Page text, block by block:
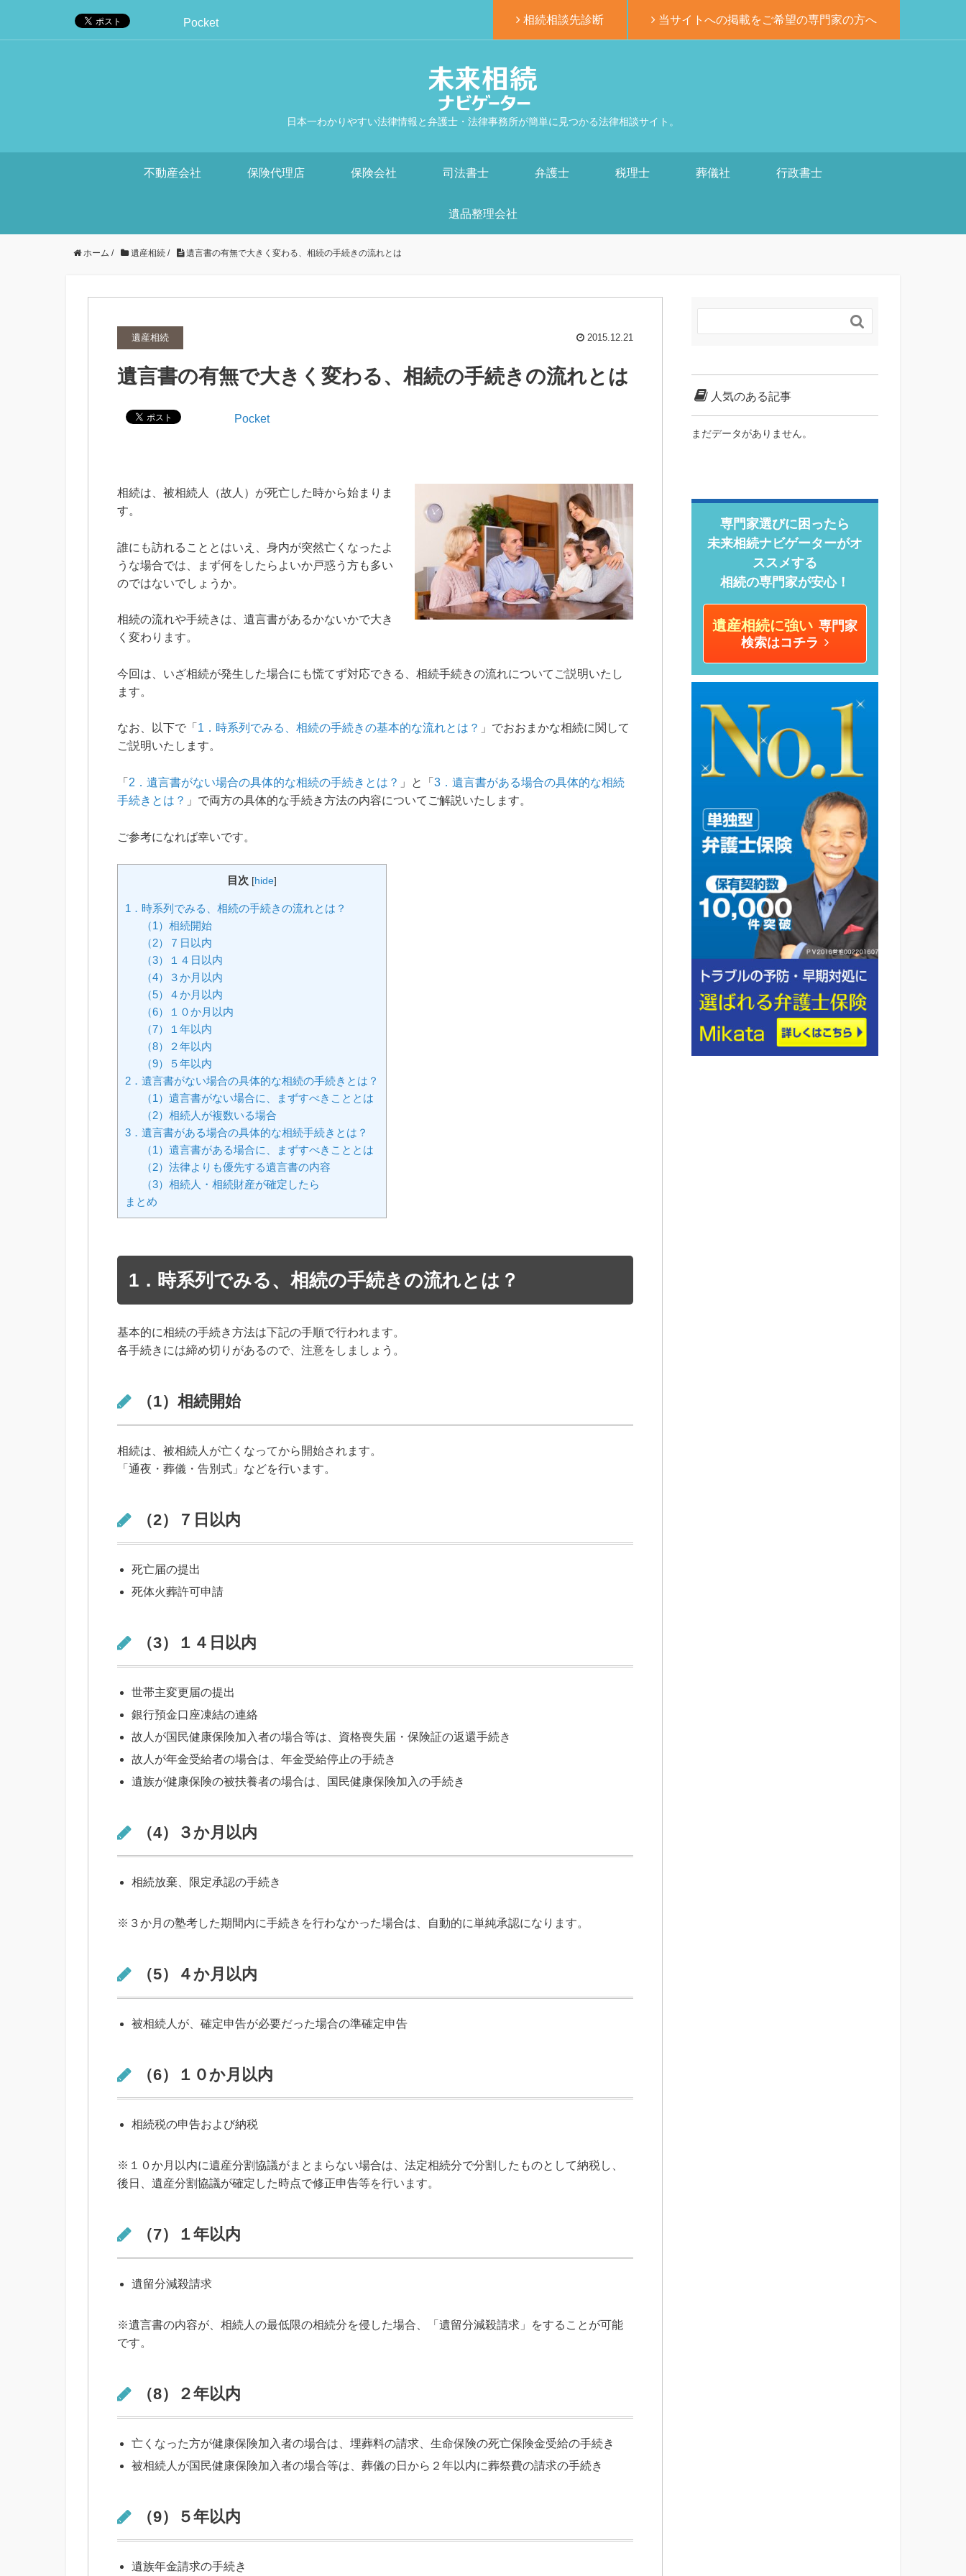
相続相談先診断 当サイトへの掲載をご希望の専門家の方へ
Pocket
日本一わかりやすい法律情報と弁護士・法律事務所が簡単に見つかる法律相談サイト。
不動産会社 保険代理店 保険会社 司法書士 弁護士 税理士 葬儀社 行政書士
遺品整理会社
ホーム / 遺産相続 / 遺言書の有無で大きく変わる、相続の手続きの流れとは
遺産相続 2015.12.21
遺言書の有無で大きく変わる、相続の手続きの流れとは
Pocket
相続は、被相続人（故人）が死亡した時から始まりま
す。
誰にも訪れることとはいえ、身内が突然亡くなったよ
うな場合では、まず何をしたらよいか戸惑う方も多い
のではないでしょうか。
相続の流れや手続きは、遺言書があるかないかで大き
く変わります。
今回は、いざ相続が発生した場合にも慌てず対応できる、相続手続きの流れについてご説明いたし
ます。
なお、以下で「 1．時系列でみる、相続の手続きの基本的な流れとは？ 」でおおまかな相続に関して
ご説明いたします。
「 2．遺言書がない場合の具体的な相続の手続きとは？ 」と「 3．遺言書がある場合の具体的な相続
手続きとは？ 」で両方の具体的な手続き方法の内容についてご解説いたします。
ご参考になれば幸いです。
目次 [hide]
1．時系列でみる、相続の手続きの流れとは？
（1）相続開始
（2）７日以内
（3）１４日以内
（4）３か月以内
（5）４か月以内
（6）１０か月以内
（7）１年以内
（8）２年以内
（9）５年以内
2．遺言書がない場合の具体的な相続の手続きとは？
（1）遺言書がない場合に、まずすべきこととは
（2）相続人が複数いる場合
3．遺言書がある場合の具体的な相続手続きとは？
（1）遺言書がある場合に、まずすべきこととは
（2）法律よりも優先する遺言書の内容
（3）相続人・相続財産が確定したら
まとめ
1．時系列でみる、相続の手続きの流れとは？
基本的に相続の手続き方法は下記の手順で行われます。
各手続きには締め切りがあるので、注意をしましょう。
（1）相続開始
相続は、被相続人が亡くなってから開始されます。
「通夜・葬儀・告別式」などを行います。
（2）７日以内
死亡届の提出
死体火葬許可申請
（3）１４日以内
世帯主変更届の提出
銀行預金口座凍結の連絡
故人が国民健康保険加入者の場合等は、資格喪失届・保険証の返還手続き
故人が年金受給者の場合は、年金受給停止の手続き
遺族が健康保険の被扶養者の場合は、国民健康保険加入の手続き
（4）３か月以内
相続放棄、限定承認の手続き
※３か月の塾考した期間内に手続きを行わなかった場合は、自動的に単純承認になります。
（5）４か月以内
被相続人が、確定申告が必要だった場合の準確定申告
（6）１０か月以内
相続税の申告および納税
※１０か月以内に遺産分割協議がまとまらない場合は、法定相続分で分割したものとして納税し、
後日、遺産分割協議が確定した時点で修正申告等を行います。
（7）１年以内
遺留分減殺請求
※遺言書の内容が、相続人の最低限の相続分を侵した場合、「遺留分減殺請求」をすることが可能
です。
（8）２年以内
亡くなった方が健康保険加入者の場合は、埋葬料の請求、生命保険の死亡保険金受給の手続き
被相続人が国民健康保険加入者の場合等は、葬儀の日から２年以内に葬祭費の請求の手続き
（9）５年以内
遺族年金請求の手続き

人気のある記事
まだデータがありません。
専門家選びに困ったら
未来相続ナビゲーターがオ
ススメする
相続の専門家が安心！
遺産相続に強い 専門家
検索はコチラ